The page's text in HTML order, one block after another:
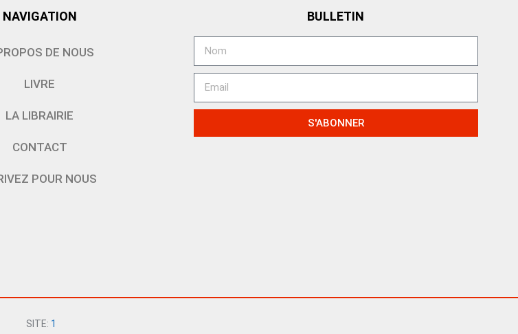
NAVIGATION
DE NOUS
LIVRE
LA LIBRAIRIE
CONTACT
POUR NOUS
BULLETIN
S'ABONNER
SITE: 1